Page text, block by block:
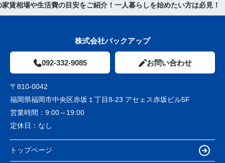
賃相場や生活費の目安をご紹介！一人暮らしを始めたい方は必見！
株式会社バックアップ
092-332-9085 お問い合わせ
〒810-0042
福岡県福岡市中央区赤坂１丁目8-23 アセェス赤坂ビル5F
営業時間： 9:00～19:00
定休日： なし
トップページ